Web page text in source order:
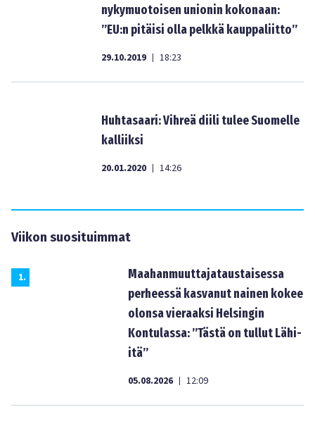
nykymuotoisen unionin kokonaan:
”EU:n pitäisi olla pelkkä kauppaliitto”
29.10.2019 | 18:23
Huhtasaari: Vihreä diili tulee Suomelle
kalliiksi
20.01.2020 | 14:26
Viikon suosituimmat
1.
Maahanmuuttajataustaisessa
perheessä kasvanut nainen kokee
olonsa vieraaksi Helsingin
Kontulassa: ”Tästä on tullut Lähi-
itä”
05.08.2026 | 12:09